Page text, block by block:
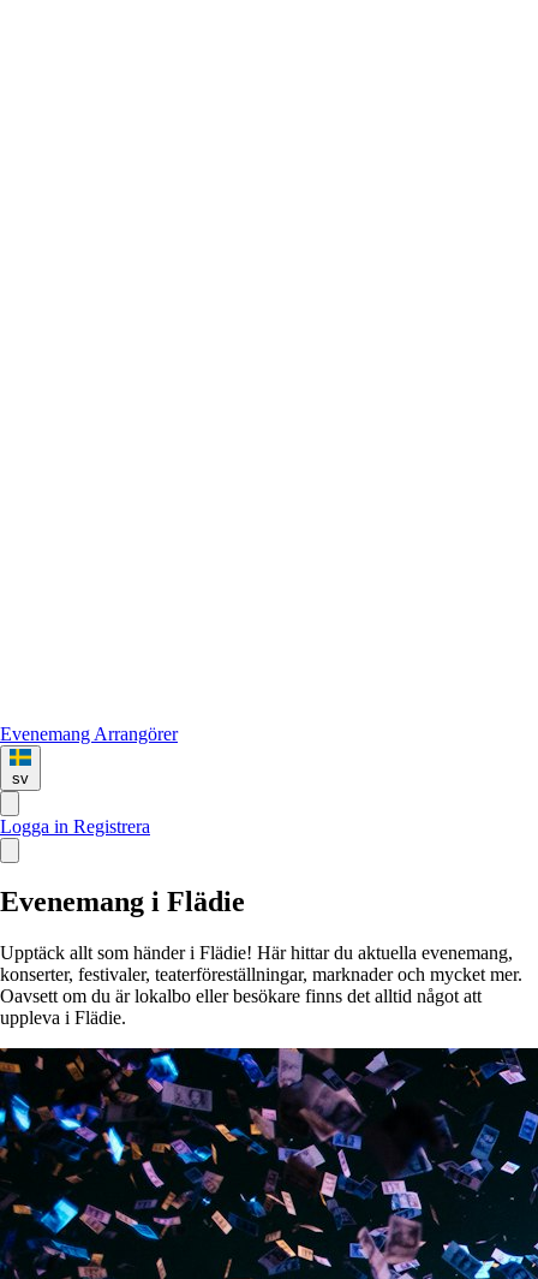
Evenemang Arrangörer
sv
Logga in Registrera
Evenemang i Flädie
Upptäck allt som händer i Flädie! Här hittar du aktuella evenemang,
konserter, festivaler, teaterföreställningar, marknader och mycket mer.
Oavsett om du är lokalbo eller besökare finns det alltid något att
uppleva i Flädie.